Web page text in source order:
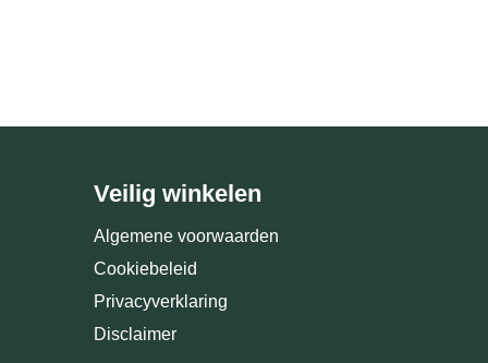
Veilig winkelen
Algemene voorwaarden
Cookiebeleid
Privacyverklaring
Disclaimer